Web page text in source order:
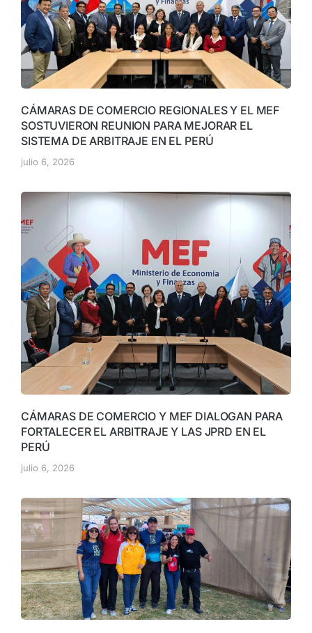
CÁMARAS DE COMERCIO REGIONALES Y EL MEF
SOSTUVIERON REUNION PARA MEJORAR EL
SISTEMA DE ARBITRAJE EN EL PERÚ
julio 6, 2026
CÁMARAS DE COMERCIO Y MEF DIALOGAN PARA
FORTALECER EL ARBITRAJE Y LAS JPRD EN EL
PERÚ
julio 6, 2026